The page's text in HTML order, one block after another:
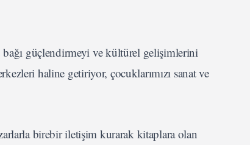
güçlendirmeyi ve kültürel gelişimlerini
haline getiriyor, çocuklarımızı sanat ve
birebir iletişim kurarak kitaplara olan